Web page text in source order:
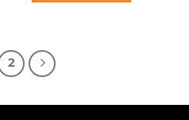
250,00 lei.
2